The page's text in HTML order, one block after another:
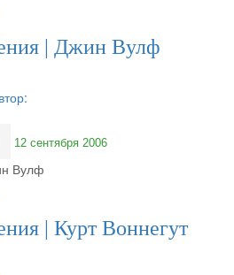
| Джин Вулф
12 сентября 2006
Вулф
| Курт Воннегут